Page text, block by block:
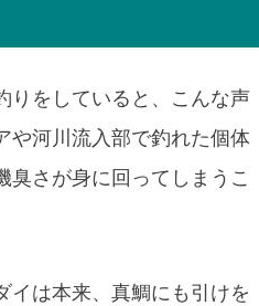
りをしていると、こんな声
や河川流入部で釣れた個体
さが身に回ってしまうこ
イは本来、真鯛にも引けを